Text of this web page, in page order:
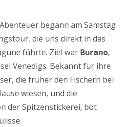
begann am Samstag
die uns direkt in das
führte. Ziel war Burano,
Venedigs. Bekannt für ihre
die früher den Fischern bei
wiesen, und die
der Spitzenstickerei, bot